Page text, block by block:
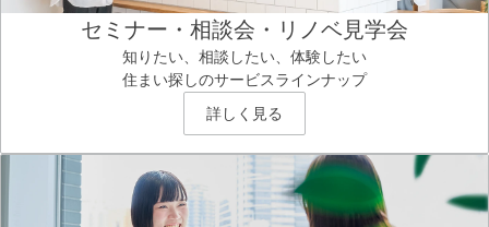
セミナー・相談会・リノベ見学会
知りたい、相談したい、体験したい
住まい探しのサービスラインナップ
詳しく見る